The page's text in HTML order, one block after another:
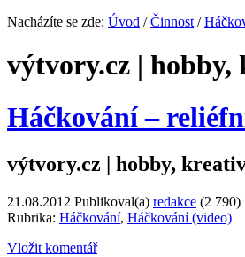
Nacházíte se zde: Úvod /Činnost /
výtvory.cz |
Háčkování –
výtvory.cz | hobby,
21.08.2012 Publikoval(a) redakce (2 790)
Rubrika: Háčkování, Háčkování (video)
Vložit komentář